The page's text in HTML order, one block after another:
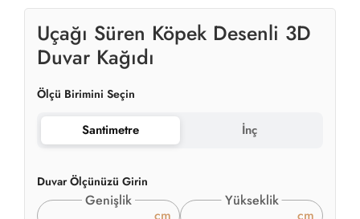
Uçağı Süren Köpek Desenli 3D
Duvar Kağıdı
Ölçü Birimini Seçin
Santimetre İnç
Duvar Ölçünüzü Girin
Genişlik
Yükseklik